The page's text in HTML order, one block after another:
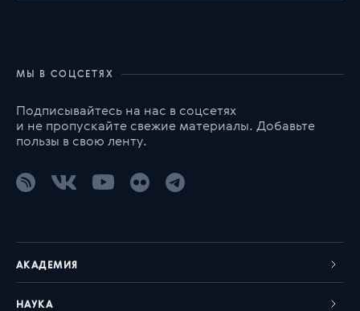
МЫ В СОЦСЕТЯХ
Подписывайтесь на нас в соцсетях
и не пропускайте свежие материалы. Добавьте
пользы в свою ленту.
АКАДЕМИЯ
НАУКА